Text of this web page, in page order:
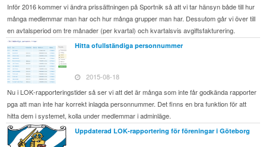
Inför 2016 kommer vi ändra prissättningen på Sportnik så att vi tar hänsyn både till hur
många medlemmar man har och hur många grupper man har. Dessutom går vi över till
en avtalsperiod om tre månader (per kvartal) och kvartalsvis avgiftsfakturering.
Hitta ofullständiga personnummer
2015-08-18
Nu i LOK-rapporteringstider så ser vi att det är många som inte får godkända rapporter
pga att man inte har korrekt inlagda personnummer. Det finns en bra funktion för att
hitta dem i systemet, kolla under medlemmar i adminläge.
Uppdaterad LOK-rapportering för föreningar i Göteborg